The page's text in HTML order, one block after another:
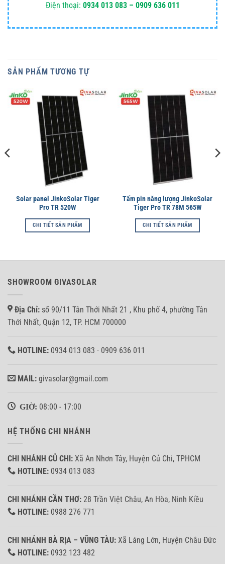
Điện thoại: 0934 013 083 – 0909 636 011
SẢN PHẨM TƯƠNG TỰ
Solar panel JinkoSolar Tiger
Pro TR 520W
CHI TIẾT SẢN PHẨM
Tấm pin năng lượng JinkoSolar
Tiger Pro TR 78M 565W
CHI TIẾT SẢN PHẨM
SHOWROOM GIVASOLAR
Địa Chỉ: số 90/11 Tân Thới Nhất 21 , Khu phố 4, phường Tân
Thới Nhất, Quận 12, TP. HCM 700000
HOTLINE: 0934 013 083 - 0909 636 011
MAIL: givasolar@gmail.com
GIỜ: 08:00 - 17:00
HỆ THỐNG CHI NHÁNH
CHI NHÁNH CỦ CHI: Xã An Nhơn Tây, Huyện Củ Chi, TPHCM
HOTLINE: 0934 013 083
CHI NHÁNH CẦN THƠ: 28 Trần Việt Châu, An Hòa, Ninh Kiều
HOTLINE: 0988 276 771
CHI NHÁNH BÀ RỊA – VŨNG TÀU: Xã Láng Lớn, Huyện Châu Đức
HOTLINE: 0932 123 482